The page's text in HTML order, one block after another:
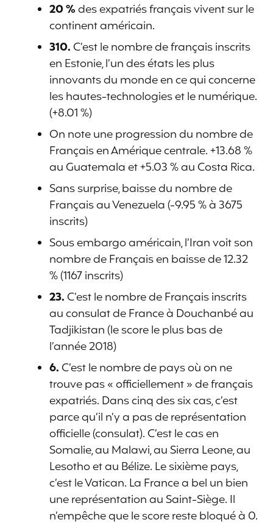
20 %des expatriés français vivent sur le
continent américain.
310.C’est le nombre de français inscrits
en Estonie, l’un des états les plus
innovants du monde en ce qui concerne
les hautes-technologies et le numérique.
(+8.01 %)
On note une progression du nombre de
Français en Amérique centrale. +13.68 %
au Guatemala et +5.03 % au Costa Rica.
Sans surprise, baisse du nombre de
Français au Venezuela (-9.95 % à 3675
inscrits)
Sous embargo américain, l’Iran voit son
nombre de Français en baisse de 12.32
% (1167 inscrits)
23.C’est le nombre de Français inscrits
au consulat de France à Douchanbé au
Tadjikistan (le score le plus bas de
l’année 2018)
6.C’est le nombre de pays où on ne
trouve pas « officiellement » de français
expatriés. Dans cinq des six cas, c’est
parce qu’il n’y a pas de représentation
officielle (consulat). C’est le cas en
Somalie, au Malawi, au Sierra Leone, au
Lesotho et au Bélize. Le sixième pays,
c’est le Vatican. La France a bel un bien
une représentation au Saint-Siège. Il
n’empêche que le score reste bloqué à 0.